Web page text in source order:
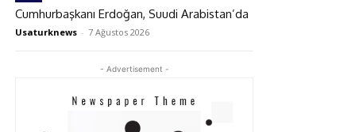
Cumhurbaşkanı Erdoğan, Suudi Arabistan’da
Usaturknews - 7 Ağustos 2026
- Advertisement -